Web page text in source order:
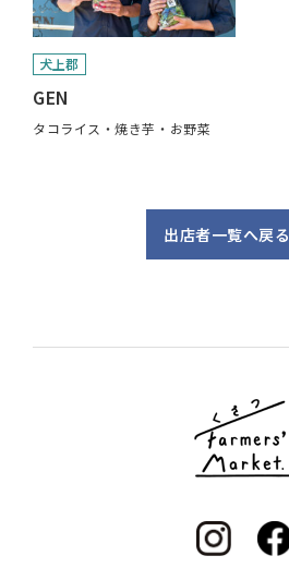
犬上郡
GEN
タコライス・焼き芋・お野菜
出店者一覧へ戻る